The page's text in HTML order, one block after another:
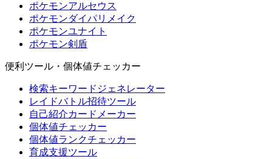
ポケモンアルセウス
ポケモンダイパリメイク
ポケモンユナイト
ポケモン剣盾
便利ツール・個体値チェッカー
検索キーワードジェネレーター
レイドバトル招待ツール
自己紹介カードメーカー
個体値チェッカー
個体値ランクチェッカー
育成支援ツール